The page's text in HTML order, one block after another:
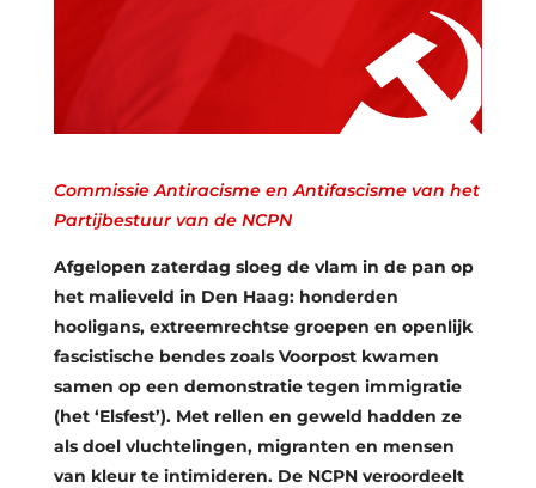
Commissie Antiracisme en Antifascisme van het
Partijbestuur van de NCPN
Afgelopen zaterdag sloeg de vlam in de pan op
het malieveld in Den Haag: honderden
hooligans, extreemrechtse groepen en openlijk
fascistische bendes zoals Voorpost kwamen
samen op een demonstratie tegen immigratie
(het ‘Elsfest’). Met rellen en geweld hadden ze
als doel vluchtelingen, migranten en mensen
van kleur te intimideren. De NCPN veroordeelt